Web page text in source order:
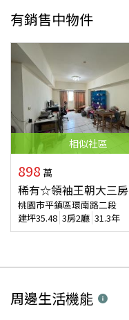
有銷售中物件
相似社區
898 萬
稀有☆領袖王朝大三房
桃園市平鎮區環南路二段
建坪35.48 3房2廳 31.3年
周邊生活機能